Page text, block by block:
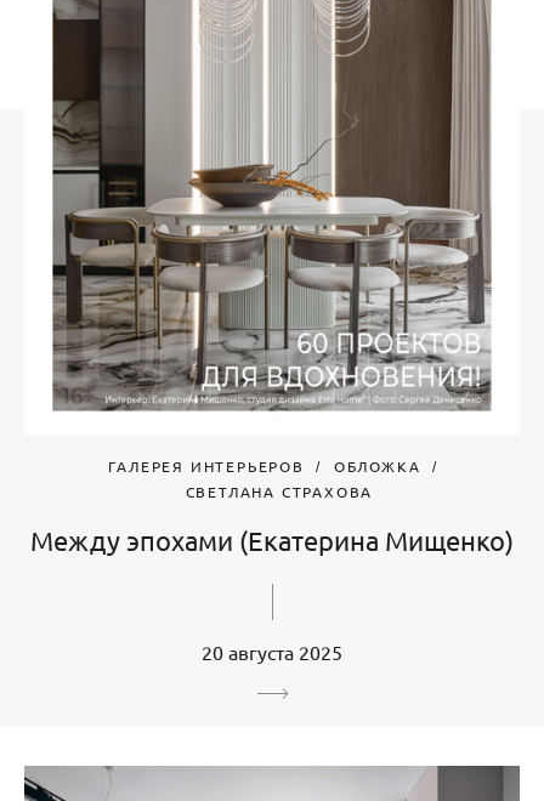
ГАЛЕРЕЯ ИНТЕРЬЕРОВ
ОБЛОЖКА
СВЕТЛАНА СТРАХОВА
Между эпохами (Екатерина Мищенко)
20 августа 2025